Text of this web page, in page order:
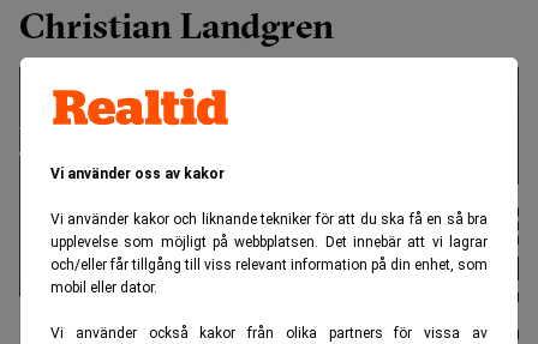
Vi använder oss av kakor
Vi använder kakor och liknande tekniker för att du ska få en så bra
upplevelse som möjligt på webbplatsen. Det innebär att vi lagrar
och/eller får tillgång till viss relevant information på din enhet, som
mobil eller dator.
Vi använder också kakor från olika partners för vissa av
Christian Landgren